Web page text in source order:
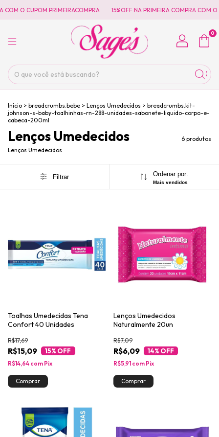
O CUPOM PRIMEIRACOMPRA 15%OFF NA PRIMEIRA COMPRA COM O
0
Início > breadcrumbs.bebe > Lenços Umedecidos > breadcrumbs.kit-
johnson-s-baby-toalhinhas-rn-288-unidades-sabonete-liquido-corpo-e-
cabeca-200ml
Lenços Umedecidos
6 produtos
Lenços Umedecidos
Filtrar Ordenar por:
Mais vendidos
Toalhas Umedecidas Tena
Confort 40 Unidades
R$15,09
R$17,69
15% OFF
R$14,64 com Pix
Lenços Umedecidos
Naturalmente 20un
R$6,09
R$7,09
14% OFF
R$5,91 com Pix